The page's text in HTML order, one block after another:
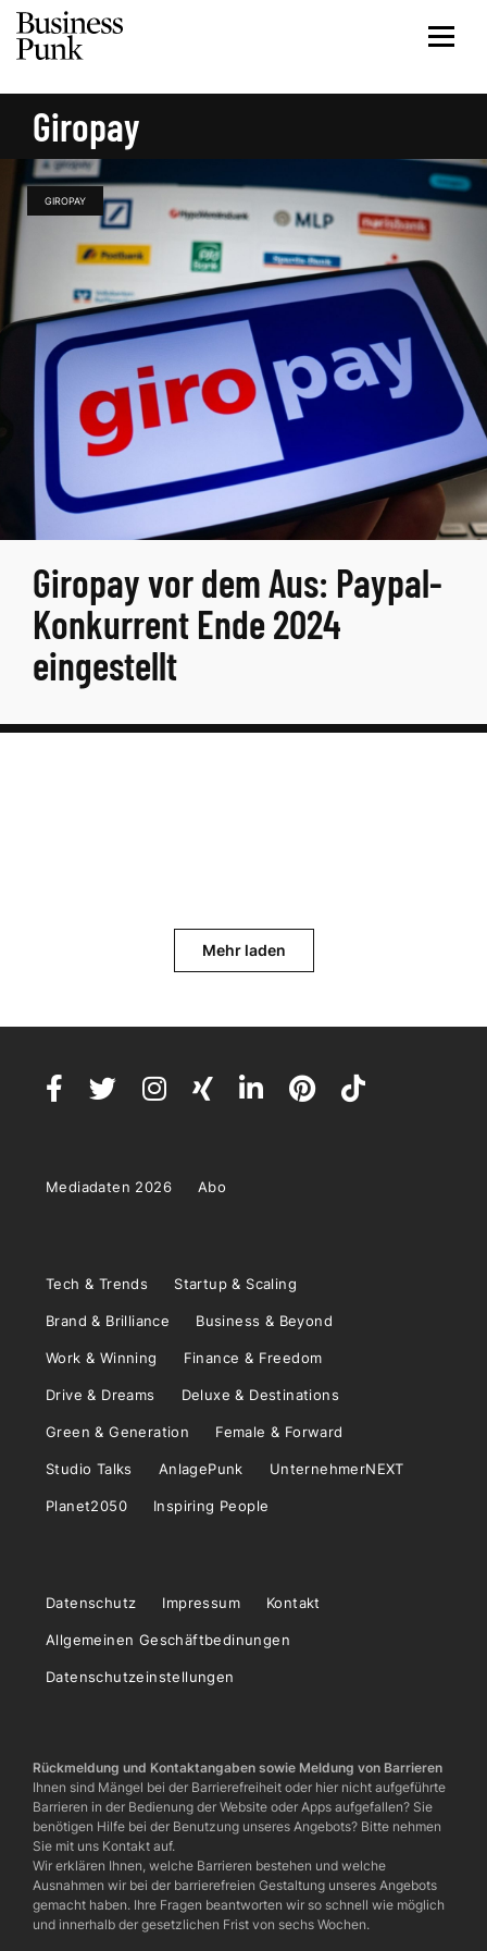
Giropay
GIROPAY
Giropay vor dem Aus: Paypal-
Konkurrent Ende 2024
eingestellt
Mehr laden
Mediadaten 2026 Abo
Tech & Trends Startup & Scaling
Brand & Brilliance Business & Beyond
Work & Winning Finance & Freedom
Drive & Dreams Deluxe & Destinations
Green & Generation Female & Forward
Studio Talks AnlagePunk UnternehmerNEXT
Planet2050 Inspiring People
Datenschutz Impressum Kontakt
Allgemeinen Geschäftbedinungen
Datenschutzeinstellungen
Rückmeldung und Kontaktangaben sowie Meldung von Barrieren
Ihnen sind Mängel bei der Barrierefreiheit oder hier nicht aufgeführte
Barrieren in der Bedienung der Website oder Apps aufgefallen? Sie
benötigen Hilfe bei der Benutzung unseres Angebots? Bitte nehmen
Sie mit uns Kontakt auf.
Wir erklären Ihnen, welche Barrieren bestehen und welche
Ausnahmen wir bei der barrierefreien Gestaltung unseres Angebots
gemacht haben. Ihre Fragen beantworten wir so schnell wie möglich
und innerhalb der gesetzlichen Frist von sechs Wochen.